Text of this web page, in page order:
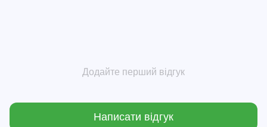
Додайте перший відгук
Написати відгук